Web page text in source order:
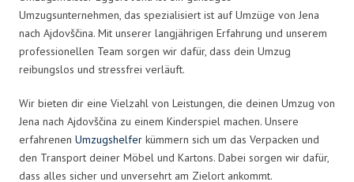
Umzugsunternehmen, das spezialisiert ist auf Umzüge von Jena
nach Ajdovščina. Mit unserer langjährigen Erfahrung und unserem
professionellen Team sorgen wir dafür, dass dein Umzug
reibungslos und stressfrei verläuft.
Wir bieten dir eine Vielzahl von Leistungen, die deinen Umzug von
Jena nach Ajdovščina zu einem Kinderspiel machen. Unsere
erfahrenen Umzugshelfer kümmern sich um das Verpacken und
den Transport deiner Möbel und Kartons. Dabei sorgen wir dafür,
dass alles sicher und unversehrt am Zielort ankommt.